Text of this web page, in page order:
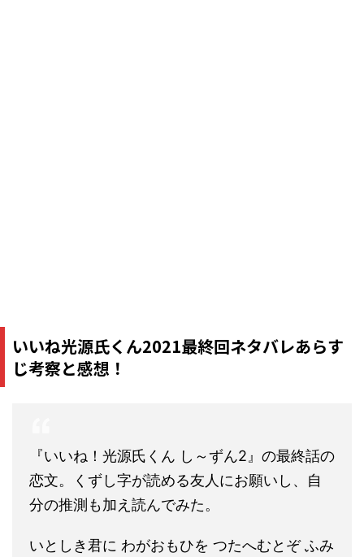
いいね光源氏くん2021最終回ネタバレあらす
じ考察と感想！
『いいね！光源氏くん し～ずん2』の最終話の
恋文。くずし字が読める友人にお願いし、自
分の推測も加え読んでみた。
いとしき君に わがおもひを つたへむとぞ ふみ